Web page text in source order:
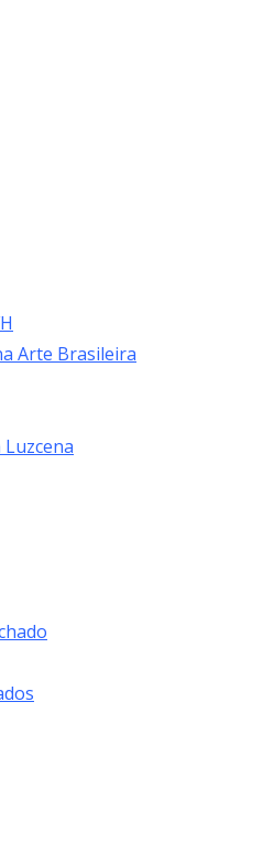
Arte Brasileira